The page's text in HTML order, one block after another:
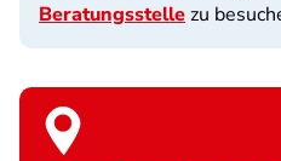
Beratungsstellezu